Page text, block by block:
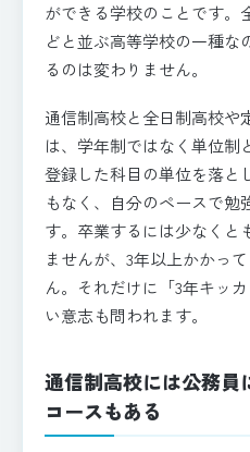
ができる学校のことです。
どと並ぶ高等学校の一種な
るのは変わりません。
通信制高校と全日制高校や
は、学年制ではなく単位制
登録した科目の単位を落と
もなく、自分のペースで勉
す。卒業するには少なくと
ませんが、3年以上かかっ
ん。それだけに「3年キッ
い意志も問われます。
通信制高校には公務員
コースもある